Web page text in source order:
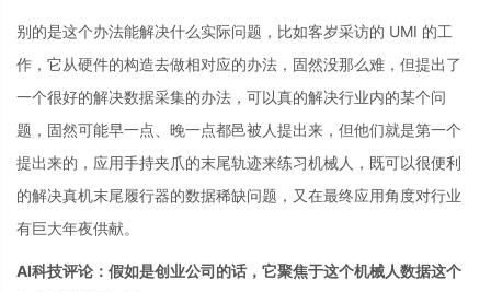
别的是这个办法能解决什么实际问题，比如客岁采访的 UMI 的工
作，它从硬件的构造去做相对应的办法，固然没那么难，但提出了
一个很好的解决数据采集的办法，可以真的解决行业内的某个问
题，固然可能早一点、晚一点都邑被人提出来，但他们就是第一个
提出来的，应用手持夹爪的末尾轨迹来练习机械人，既可以很便利
的解决真机末尾履行器的数据稀缺问题，又在最终应用角度对行业
有巨大年夜供献。
AI科技评论：假如是创业公司的话，它聚焦于这个机械人数据这个